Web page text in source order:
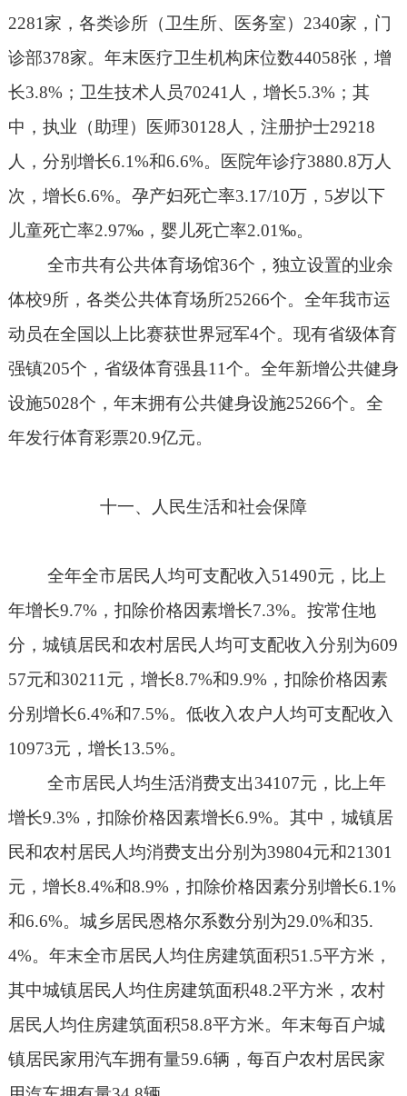
2281家，各类诊所（卫生所、医务室） 2340家，门
诊部378家。年末医疗卫生机构床位数44058张，增
长3.8%；卫生技术人员70241人，增长5.3%；其
中，执业（助理）医师30128人，注册护士29218
人，分别增长6.1%和6.6%。医院年诊疗3880.8万人
次，增长6.6%。孕产妇死亡率3.17/10万， 5岁以下
儿童死亡率2.97‰，婴儿死亡率2.01‰。
全市共有公共体育场馆36个，独立设置的业余
体校9所，各类公共体育场所25266个。全年我市运
动员在全国以上比赛获世界冠军4个。现有省级体育
强镇205个，省级体育强县11个。全年新增公共健身
设施5028个，年末拥有公共健身设施25266个。全
年发行体育彩票20.9亿元。
十一、人民生活和社会保障
全年全市居民人均可支配收入51490元，比上
年增长9.7%，扣除价格因素增长7.3%。按常住地
分，城镇居民和农村居民人均可支配收入分别为609
57元和30211元，增长8.7%和9.9%，扣除价格因素
分别增长6.4%和7.5%。低收入农户人均可支配收入
10973元，增长13.5%。
全市居民人均生活消费支出34107元，比上年
增长9.3%，扣除价格因素增长6.9%。其中，城镇居
民和农村居民人均消费支出分别为39804元和21301
元，增长8.4%和8.9%，扣除价格因素分别增长6.1%
和6.6%。城乡居民恩格尔系数分别为29.0%和35.
4%。年末全市居民人均住房建筑面积51.5平方米，
其中城镇居民人均住房建筑面积48.2平方米，农村
居民人均住房建筑面积58.8平方米。年末每百户城
镇居民家用汽车拥有量59.6辆，每百户农村居民家